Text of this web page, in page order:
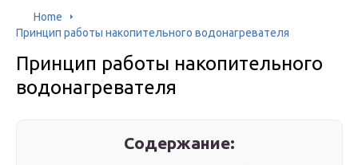
Home
Принцип работы накопительного водонагревателя
Принцип работы накопительного
водонагревателя
Содержание: